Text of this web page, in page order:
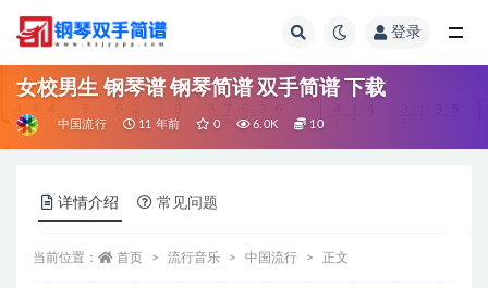
登录
女校男生 钢琴谱 钢琴简谱 双手简谱 下载
中国流行 11 年前 0 6.0K 10
详情介绍 常见问题
当前位置： 首页 流行音乐 中国流行 正文